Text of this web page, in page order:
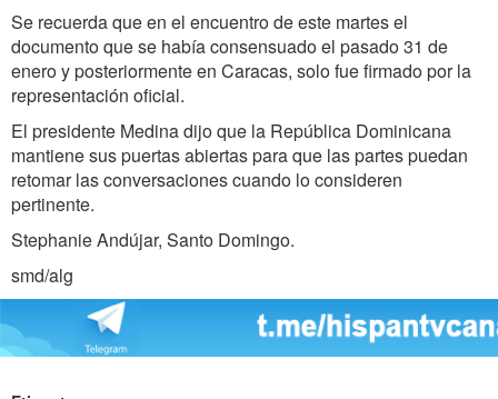
Se recuerda que en el encuentro de este martes el
documento que se había consensuado el pasado 31 de
enero y posteriormente en Caracas, solo fue firmado por la
representación oficial.
El presidente Medina dijo que la República Dominicana
mantiene sus puertas abiertas para que las partes puedan
retomar las conversaciones cuando lo consideren
pertinente.
Stephanie Andújar, Santo Domingo.
smd/alg